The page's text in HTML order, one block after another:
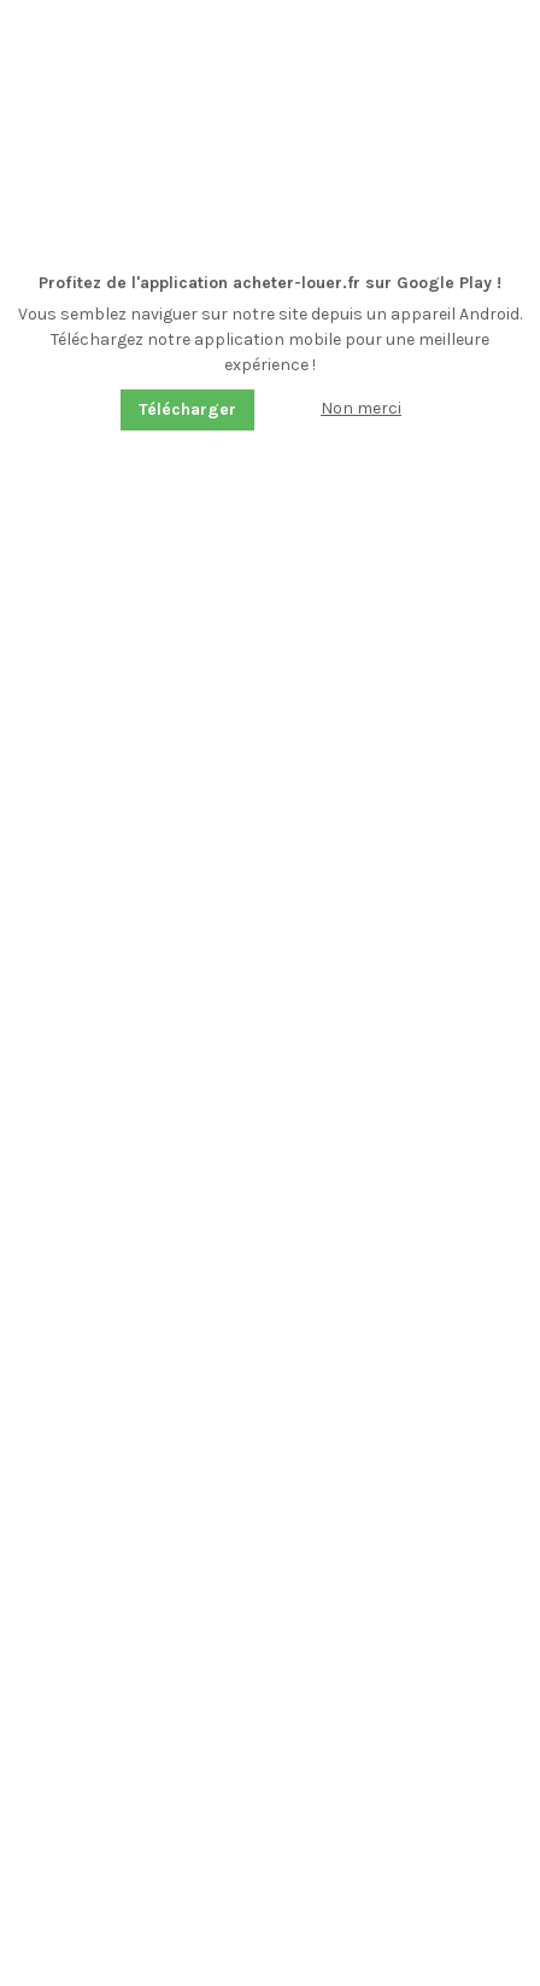
Profitez de l'application acheter-louer.fr sur Google Play !
Vous semblez naviguer sur notre site depuis un appareil Android.
Téléchargez notre application mobile pour une meilleure
expérience !
Télécharger Non merci